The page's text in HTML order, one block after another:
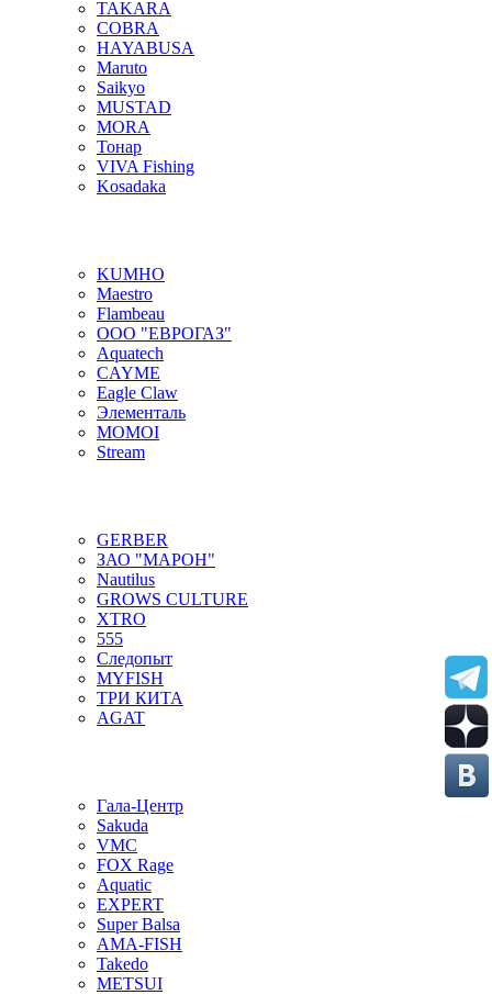
TAKARA
COBRA
HAYABUSA
Maruto
Saikyo
MUSTAD
MORA
Тонар
VIVA Fishing
Kosadaka
KUMHO
Maestro
Flambeau
ООО "ЕВРОГАЗ"
Aquatech
CAYME
Eagle Claw
Элементаль
MOMOI
Stream
GERBER
ЗАО "МАРОН"
Nautilus
GROWS CULTURE
XTRO
555
Следопыт
MYFISH
ТРИ КИТА
AGAT
Гала-Центр
Sakuda
VMC
FOX Rage
Aquatic
EXPERT
Super Balsa
AMA-FISH
Takedo
METSUI